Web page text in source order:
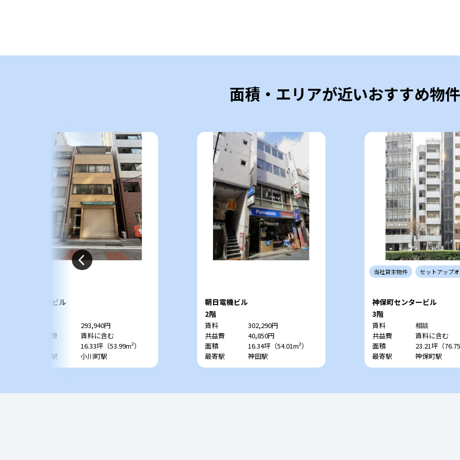
面積・エリアが近いおすすめ物件
川上ビル
293,940円
共益費
賃料に含む
16.33坪（53.99m²）
最寄駅
小川町駅
朝日電機ビル
2階
賃料
302,290円
共益費
40,850円
面積
16.34坪（54.01m²）
最寄駅
神田駅
当社貸主物件 セットアップ
神保町センタービル
3階
賃料
相談
共益費
賃料に含む
面積
23.21坪（
最寄駅
神保町駅